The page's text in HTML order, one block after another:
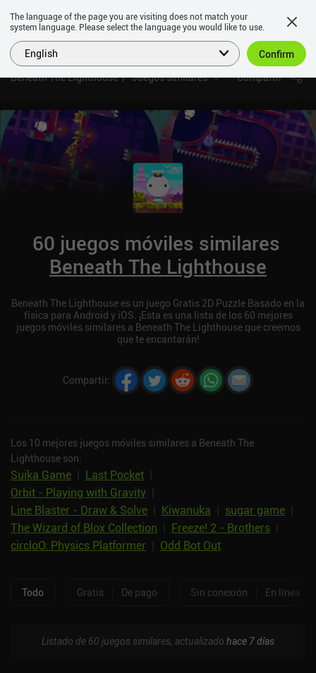
Beneath The Lighthouse Juegos similares Compartir
60 juegos móviles similares
Beneath The Lighthouse
Beneath The Lighthouse es un juego Gratis 2D Puzzle Basado en la
física para Android y iOS. ¡Esta es una lista de los 60 mejores
juegos móviles similares a Beneath The Lighthouse que creemos
que te encantarán!
Compartir:
Los 10 mejores juegos móviles similares a Beneath The
Lighthouse son:
Suika Game Last Pocket
Orbit - Playing with Gravity
Line Blaster - Draw & Solve
Kiwanuka sugar game
The Wizard of Blox Collection
Freeze! 2 - Brothers
circloO: Physics Platformer
Odd Bot Out
Todo Gratis De pago Sin conexión En línea
Listado de 60 juegos similares, actualizado hace 7 días
The language of the page you are visiting does not match your
system language. Please select the language you would like to use.
English Confirm